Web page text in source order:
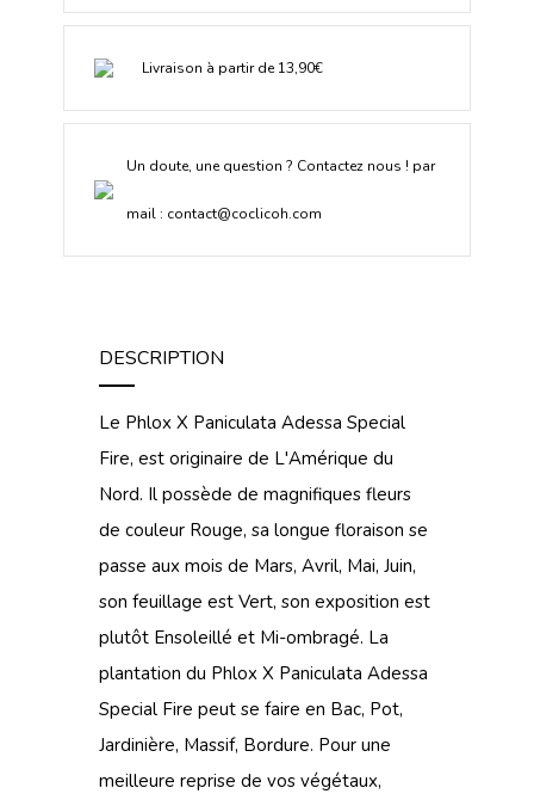
Livraison à partir de 13,90€
Un doute, une question ? Contactez nous ! par
mail : contact@coclicoh.com
DESCRIPTION
Le Phlox X Paniculata Adessa Special
Fire, est originaire de L'Amérique du
Nord. Il possède de magnifiques fleurs
de couleur Rouge, sa longue floraison se
passe aux mois de Mars, Avril, Mai, Juin,
son feuillage est Vert, son exposition est
plutôt Ensoleillé et Mi-ombragé. La
plantation du Phlox X Paniculata Adessa
Special Fire peut se faire en Bac, Pot,
Jardinière, Massif, Bordure. Pour une
meilleure reprise de vos végétaux,